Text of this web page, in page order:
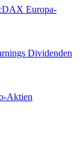
Europa-
Dividenden
Aktien